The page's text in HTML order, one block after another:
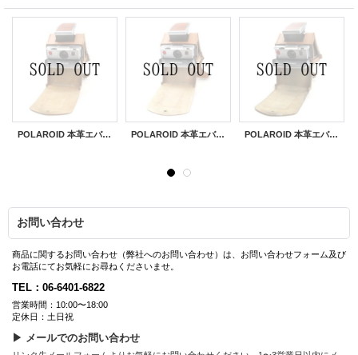
POLAROID 本革エバーレディーケース POLAROID 本革エバーレディーケース POLAROID 本革エバーレディーケース
お問い合わせ
商品に関するお問い合わせ（弊社へのお問い合わせ）は、お問い合わせフォーム及び
お電話にてお気軽にお尋ねくださいませ。
TEL：06-6401-6822
営業時間：10:00〜18:00
定休日：土日祝
▶ メールでのお問い合わせ